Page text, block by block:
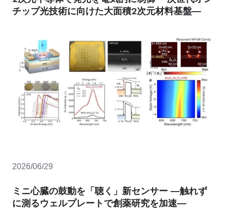
チップ光技術に向けた大面積2次元材料基盤―
2026/06/29
ミニ心臓の鼓動を「聴く」新センサー ―触れず
に測るウェルプレートで創薬研究を加速―